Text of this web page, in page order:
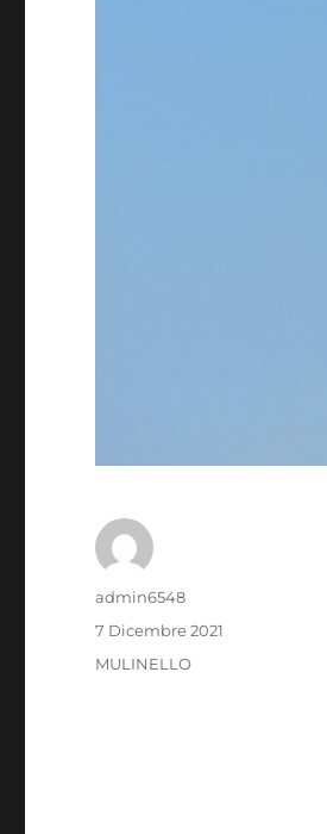
Autore
admin6548
Pubblicato
7 Dicembre 2021
Categorie
MULINELLO